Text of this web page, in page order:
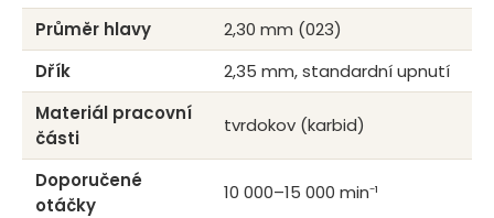
Průměr hlavy
2,30 mm (023)
Dřík
2,35 mm, standardní upnutí
Materiál pracovní
části
tvrdokov (karbid)
Doporučené
otáčky
10 000–15 000 min⁻¹